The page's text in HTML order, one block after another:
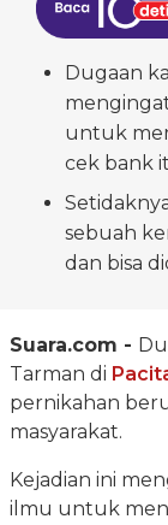
Dugaan
untuk
cek bank
sebuah
dan bisa
Suara.com -
Tarman di
pernikahan
masyarakat.
Kejadian ini
ilmu untuk